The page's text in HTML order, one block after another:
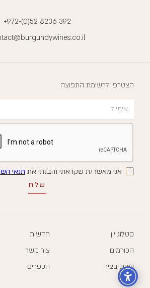
+972-(0)52 8236 392
הצטרפו לרשימת התפוצה
אני מאשר/ת שקראתי והבנתי את תנאי
קטלוג יין
הכורמים
שנות בציר
חדשות
צור קשר
הכפרים